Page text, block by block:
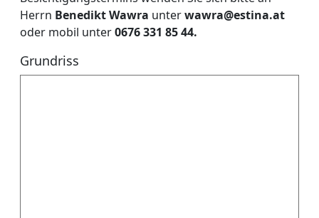
Herrn Benedikt Wawra unterwawra@estina.at
oder mobil unter0676 331 85 44.
Grundriss